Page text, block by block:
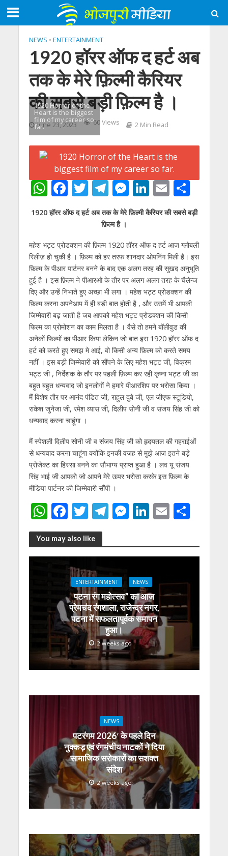
NEWS • ENTERTAINMENT
1920 हॉरर ऑफ द हर्ट अब
तक के मेरे फ़िल्मी कैरियर
की सबसे बड़ी फ़िल्म है ।
June 23, 2023 60 Views 2 Min Read
1920 Horror of the
Heart is the biggest
film of my career so
far.
W
h
at
A
p
p
F
ac
e
o
o
k
T
w
itt
er
T
el
e
gr
a
m
M
e
ss
e
n
g
er
Li
n
k
dI
n
E
m
ai
S
h
ar
e
1920 हॉरर ऑफ द हर्ट अब तक के मेरे फ़िल्मी कैरियर की सबसे बड़ी
फ़िल्म है ।
महेश भट्ट प्रोडक्शन की फ़िल्म 1920 हॉरर ऑफ द हर्ट आज ग्लोबली
रिलीज़ हो चुकी है । फ़िल्म को हर तरफ शानदार ओपनिंग मिली है। इस
फ़िल्म के पीआर पार्टनर बनने के बाद एक अलग तरह की सुखद अनुभूति
हुई है । इस फ़िल्म ने पीआरओ के तौर पर अलग अलग तरह के चैलेन्ज
दिए और उन्हें निभाते हुए अच्छा भी लगा । महेश भट्ट प्रोडक्शन की
फ़िल्म करना अपनेआप में ही बड़ी बात होती है , और उसमें भी आपकी
जिम्मेवारी बढ़ जाती है जब आपको महेश भट्ट प्रोडक्शन की किसी
फिल्म का प्रोमोशन का काम मिलता है । वैसे तो हमने बॉलीवुड की
अनेकों फिल्मों का पीआर किया लेकिन जो बात इस 1920 हॉरर ऑफ द
हर्ट को करते हुए समझ मे आई, वो किसी अन्य फ़िल्म को करते समय
नहीं । इस बड़ी जिम्मेवारी को सौंपने के लिए महेश भट्ट जी, विक्रम
भट्ट जी , निर्देशक के तौर पर पहली फ़िल्म कर रही कृष्ना भट्ट जी का
बहुत बहुत धन्यवाद जो इनलोगों ने हमारे पीआरशिप पर भरोसा किया ।
मैं विशेष तौर पर आनंद पंडित जी, राहुल दुबे जी, एल जीएफ स्टूडियो,
राकेश जुनेजा जी, रमेश व्यास जी, दिलीप सोनी जी व संजय सिंह जी को
धन्यवाद करना चाहूंगा ।
मैं स्पेशली दिलीप सोनी जी व संजय सिंह जी को हृदयतल की गहराईओं
से धन्यवाद करना चाहूंगा क्योंकि इनकी वज़ह से मुझे आज इतने बड़े
प्रोजेक्ट का हिस्सा बनने का सौभाग्य प्राप्त हुआ है । लव यू संजय
सिंह भाई जी आपको जो आपने मेरे ऊपर भरोसा करके इस फ़िल्म के
मीडिया पार्टनर की जिम्मेवारी सौंपी ।
W
h
at
s
p
F
ac
e
b
o
o
k
T
w
itt
er
T
e
gr
a
m
M
ss
e
n
g
er
Li
k
e
dI
n
E
ai
l
S
ar
e
You may also like
ENTERTAINMENT NEWS
पटना रंग महोत्सव” का आज
प्रेमचंद रंगशाला, राजेन्द्र नगर,
पटना में सफलतापूर्वक समापन
हुआ।
2 weeks ago
NEWS
पटरंगम 2026′ के पहले दिन
नुक्कड़ एवं रंगमंचीय नाटकों ने दिया
सामाजिक सरोकारों का सशक्त
संदेश
2 weeks ago